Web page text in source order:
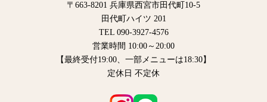
〒663-8201 兵庫県西宮市田代町10-5
田代町ハイツ 201
TEL 090-3927-4576
営業時間 10:00～20:00
【最終受付19:00、一部メニューは18:30】
定休日 不定休